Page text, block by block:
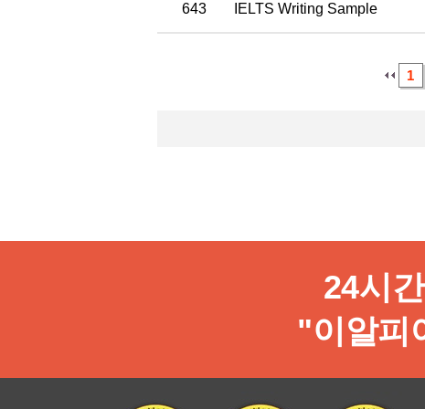
643 IELTS Writing Sample
1
24시
"이알피